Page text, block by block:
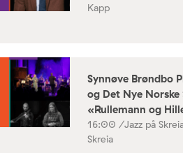
Kapp
Synnøve Brøndbo
og Det Nye
«Rullemann og
16:00 /Jazz på
Skreia